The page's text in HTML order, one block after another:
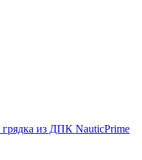
из ДПК NauticPrime